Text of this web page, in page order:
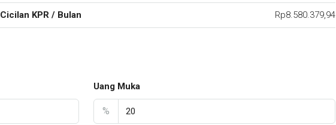
Cicilan KPR / Bulan Rp8.580.379,94
Uang Muka
%